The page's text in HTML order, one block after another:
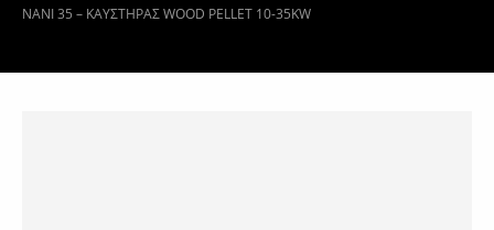
NANI 35 – ΚΑΥΣΤΉΡΑΣ WOOD PELLET 10-35KW